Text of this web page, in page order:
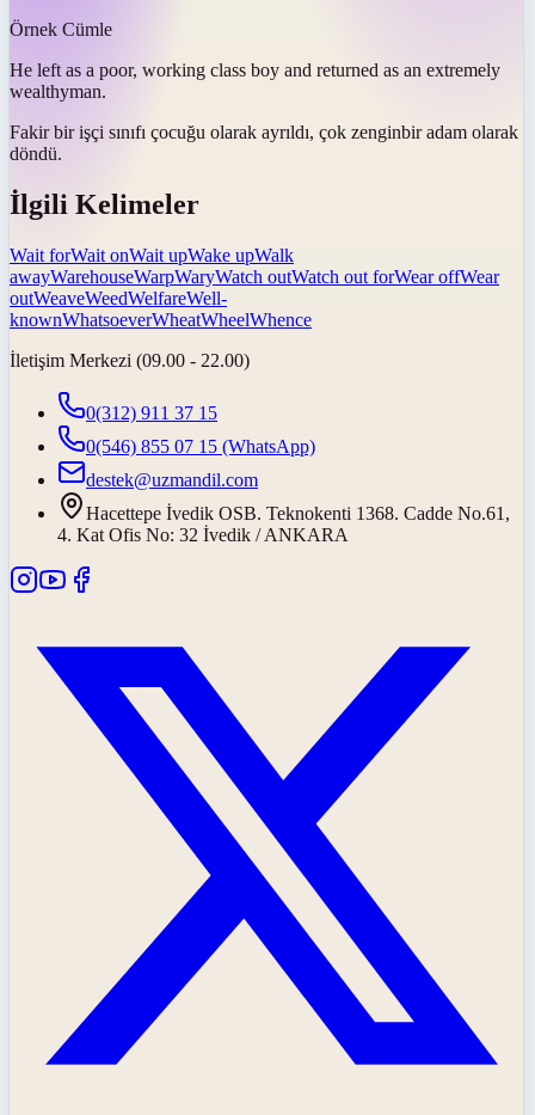
Örnek Cümle
He left as a poor, working class boy and returned as an extremely
wealthyman.
Fakir bir işçi sınıfı çocuğu olarak ayrıldı, çok zenginbir adam olarak
döndü.
İlgili Kelimeler
Wait forWait onWait upWake upWalk
awayWarehouseWarpWaryWatch outWatch out forWear offWear
outWeaveWeedWelfareWell-
knownWhatsoeverWheatWheelWhence
İletişim Merkezi (09.00 - 22.00)
0(312) 911 37 15
0(546) 855 07 15 (WhatsApp)
destek@uzmandil.com
Hacettepe İvedik OSB. Teknokenti 1368. Cadde No.61,
4. Kat Ofis No: 32 İvedik / ANKARA